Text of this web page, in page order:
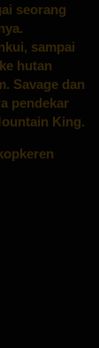
seorang
sampai
hutan
Savage dan
pendekar
King.